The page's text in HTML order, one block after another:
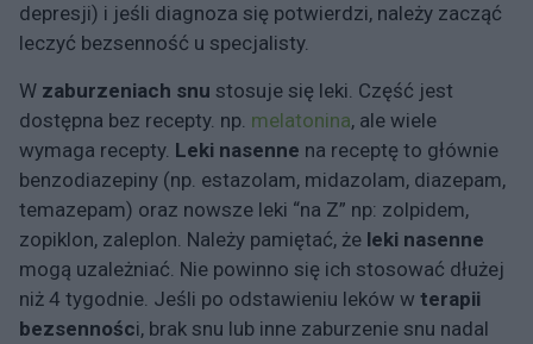
depresji) i jeśli diagnoza się potwierdzi, należy zacząć
leczyć bezsenność u specjalisty.
W zaburzeniach snu stosuje się leki. Część jest
dostępna bez recepty. np. melatonina, ale wiele
wymaga recepty. Leki nasenne na receptę to głównie
benzodiazepiny (np. estazolam, midazolam, diazepam,
temazepam) oraz nowsze leki “na Z” np: zolpidem,
zopiklon, zaleplon. Należy pamiętać, że leki nasenne
mogą uzależniać. Nie powinno się ich stosować dłużej
niż 4 tygodnie. Jeśli po odstawieniu leków w terapii
bezsenności, brak snu lub inne zaburzenie snu nadal